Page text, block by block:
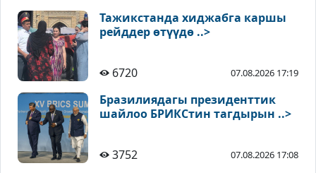
Тажикстанда хиджабга каршы
рейддер өтүүдө ..>
6720 07.08.2026 17:19
Бразилиядагы президенттик
шайлоо БРИКСтин тагдырын ..>
3752 07.08.2026 17:08